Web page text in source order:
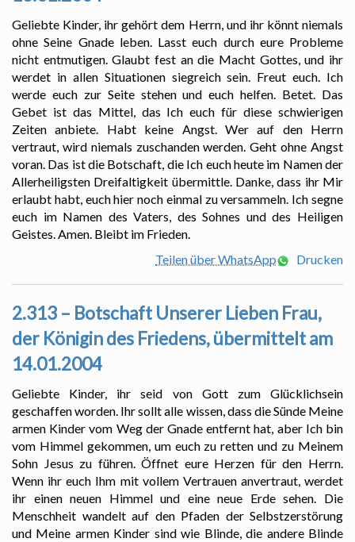
Geliebte Kinder, ihr gehört dem Herrn, und ihr könnt niemals
ohne Seine Gnade leben. Lasst euch durch eure Probleme
nicht entmutigen. Glaubt fest an die Macht Gottes, und ihr
werdet in allen Situationen siegreich sein. Freut euch. Ich
werde euch zur Seite stehen und euch helfen. Betet. Das
Gebet ist das Mittel, das Ich euch für diese schwierigen
Zeiten anbiete. Habt keine Angst. Wer auf den Herrn
vertraut, wird niemals zuschanden werden. Geht ohne Angst
voran. Das ist die Botschaft, die Ich euch heute im Namen der
Allerheiligsten Dreifaltigkeit übermittle. Danke, dass ihr Mir
erlaubt habt, euch hier noch einmal zu versammeln. Ich segne
euch im Namen des Vaters, des Sohnes und des Heiligen
Geistes. Amen. Bleibt im Frieden.
Teilen über WhatsApp
Drucken
2.313 – Botschaft Unserer Lieben Frau,
der Königin des Friedens, übermittelt am
14.01.2004
Geliebte Kinder, ihr seid von Gott zum Glücklichsein
geschaffen worden. Ihr sollt alle wissen, dass die Sünde Meine
armen Kinder vom Weg der Gnade entfernt hat, aber Ich bin
vom Himmel gekommen, um euch zu retten und zu Meinem
Sohn Jesus zu führen. Öffnet eure Herzen für den Herrn.
Wenn ihr euch Ihm mit vollem Vertrauen anvertraut, werdet
ihr einen neuen Himmel und eine neue Erde sehen. Die
Menschheit wandelt auf den Pfaden der Selbstzerstörung
und Meine armen Kinder sind wie Blinde, die andere Blinde